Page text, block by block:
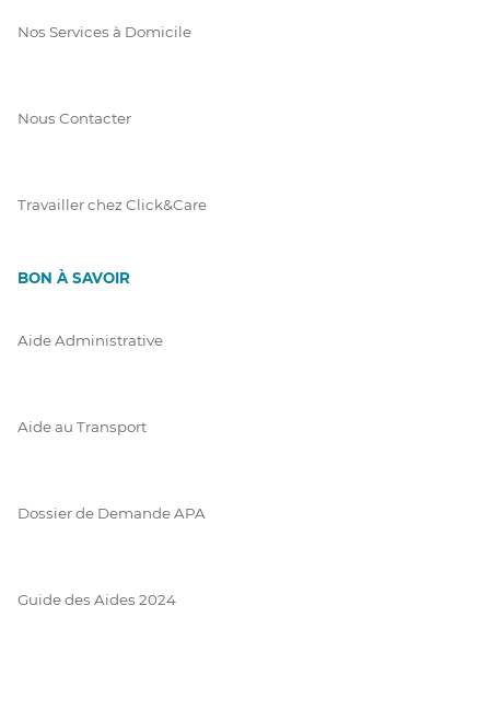
Nos Services à Domicile
Nous Contacter
Travailler chez Click&Care
BON À SAVOIR
Aide Administrative
Aide au Transport
Dossier de Demande APA
Guide des Aides 2024